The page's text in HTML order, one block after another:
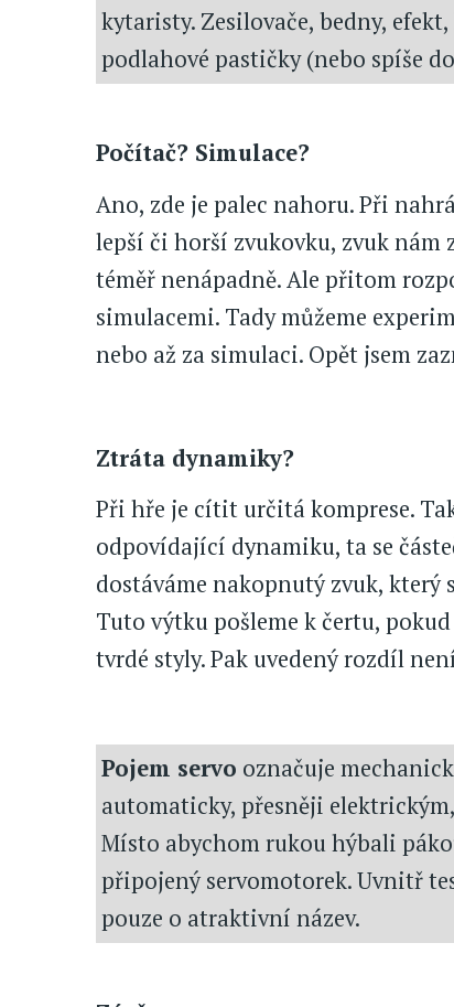
kytaristy. Zesilovače, bedny,
podlahové pastičky (nebo spíše
Počítač? Simulace?
Ano, zde je palec nahoru. Při
lepší či horší zvukovku, zvuk nám
téměř nenápadně. Ale přitom
simulacemi. Tady můžeme
nebo až za simulaci. Opět jsem
Ztráta dynamiky?
Při hře je cítit určitá komprese.
odpovídající dynamiku, ta se
dostáváme nakopnutý zvuk,
Tuto výtku pošleme k čertu,
tvrdé styly. Pak uvedený rozdíl
Pojem servo označuje
automaticky, přesněji
Místo abychom rukou hýbali
připojený servomotorek. Uvnitř
pouze o atraktivní název.